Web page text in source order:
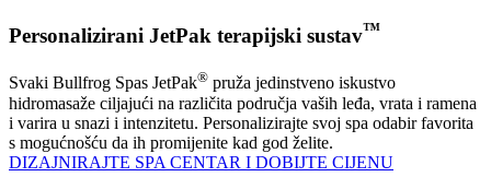
Personalizirani JetPak terapijski sustav™
Svaki Bullfrog Spas JetPak® pruža jedinstveno iskustvo
hidromasaže ciljajući na različita područja vaših leđa, vrata i ramena
i varira u snazi i intenzitetu. Personalizirajte svoj spa odabir favorita
s mogućnošću da ih promijenite kad god želite.
DIZAJNIRAJTE SPA CENTAR I DOBIJTE CIJENU